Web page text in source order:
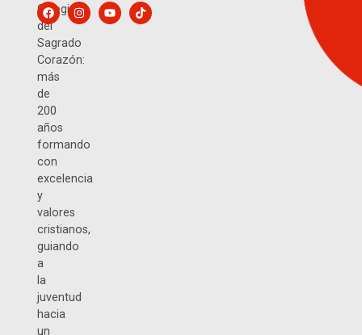
Colegio
del
Sagrado
Corazón:
más
de
200
años
formando
con
excelencia
y
valores
cristianos,
guiando
a
la
juventud
hacia
un